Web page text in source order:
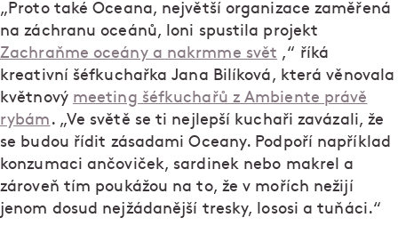
„Proto také Oceana, největší organizace zaměřená
na záchranu oceánů, loni spustila projekt
Zachraňme oceány a nakrmme svět ,“ říká
kreativní šéfkuchařka Jana Bilíková, která věnovala
květnový meeting šéfkuchařů z Ambiente právě
rybám . „Ve světě se ti nejlepší kuchaři zavázali, že
se budou řídit zásadami Oceany. Podpoří například
konzumaci ančoviček, sardinek nebo makrel a
zároveň tím poukážou na to, že v mořích nežijí
jenom dosud nejžádanější tresky, lososi a tuňáci.“